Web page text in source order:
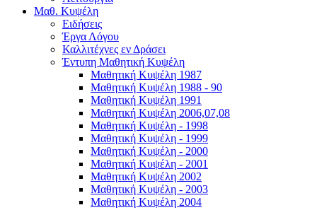
Μαθ. Κυψέλη
Ειδήσεις
Έργα Λόγου
Καλλιτέχνες εν Δράσει
Έντυπη Μαθητική Κυψέλη
Μαθητική Κυψέλη 1987
Μαθητική Κυψέλη 1988 - 90
Μαθητική Κυψέλη 1991
Μαθητική Κυψέλη 2006,07,08
Μαθητική Κυψέλη - 1998
Μαθητική Κυψέλη - 1999
Μαθητική Κυψέλη - 2000
Μαθητική Κυψέλη - 2001
Μαθητική Κυψέλη 2002
Μαθητική Κυψέλη - 2003
Μαθητική Κυψέλη 2004